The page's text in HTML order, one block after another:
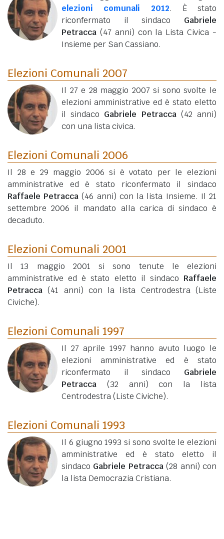
elezioni comunali 2012. È stato
riconfermato il sindaco Gabriele
Petracca (47 anni) con la Lista Civica -
Insieme per San Cassiano.
Elezioni Comunali 2007
Il 27 e 28 maggio 2007 si sono svolte le
elezioni amministrative ed è stato eletto
il sindaco Gabriele Petracca (42 anni)
con una lista civica.
Elezioni Comunali 2006
Il 28 e 29 maggio 2006 si è votato per le elezioni
amministrative ed è stato riconfermato il sindaco
Raffaele Petracca (46 anni) con la lista Insieme. Il 21
settembre 2006 il mandato alla carica di sindaco è
decaduto.
Elezioni Comunali 2001
Il 13 maggio 2001 si sono tenute le elezioni
amministrative ed è stato eletto il sindaco Raffaele
Petracca (41 anni) con la lista Centrodestra (Liste
Civiche).
Elezioni Comunali 1997
Il 27 aprile 1997 hanno avuto luogo le
elezioni amministrative ed è stato
riconfermato il sindaco Gabriele
Petracca
(32 anni) con la lista
Centrodestra (Liste Civiche).
Elezioni Comunali 1993
Il 6 giugno 1993 si sono svolte le elezioni
amministrative ed è stato eletto il
sindaco Gabriele Petracca (28 anni) con
la lista Democrazia Cristiana.